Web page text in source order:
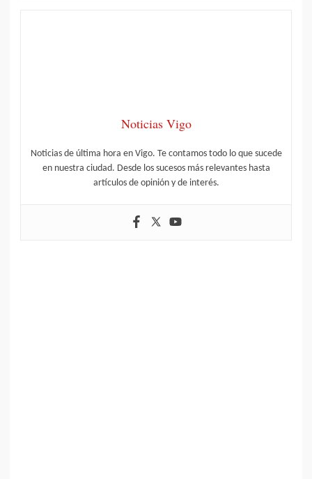
Noticias Vigo
Noticias de última hora en Vigo. Te contamos todo lo que sucede
en nuestra ciudad. Desde los sucesos más relevantes hasta
artículos de opinión y de interés.